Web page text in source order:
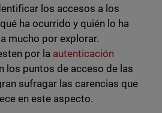
los accesos a los
ha ocurrido y quién lo ha
mucho por explorar.
por la autenticación
los puntos de acceso de las
sufragar las carencias que
en este aspecto.